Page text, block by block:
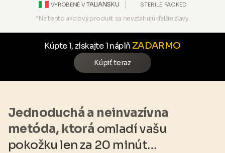
VYROBENÉ VTALIANSKU STERILE PACKED
*Na tento akciový produkt sa nevzťahujú ďalšie zľavy.
Kúpte 1, získajte 1 náplň ZADARMO
Kúpiť teraz
Jednoduchá a neinvazívna
metóda, ktorá omladí vašu
pokožku len za 20 minút…